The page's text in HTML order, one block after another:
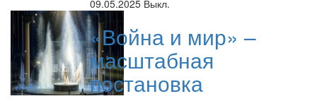
09.05.2025 Выкл.
«Война и мир» –
масштабная
постановка